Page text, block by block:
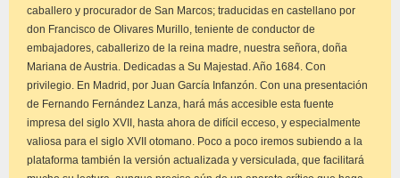
caballero y procurador de San Marcos; traducidas en castellano por
don Francisco de Olivares Murillo, teniente de conductor de
embajadores, caballerizo de la reina madre, nuestra señora, doña
Mariana de Austria. Dedicadas a Su Majestad. Año 1684. Con
privilegio. En Madrid, por Juan García Infanzón. Con una presentación
de Fernando Fernández Lanza, hará más accesible esta fuente
impresa del siglo XVII, hasta ahora de difícil ecceso, y especialmente
valiosa para el siglo XVII otomano. Poco a poco iremos subiendo a la
plataforma también la versión actualizada y versiculada, que facilitará